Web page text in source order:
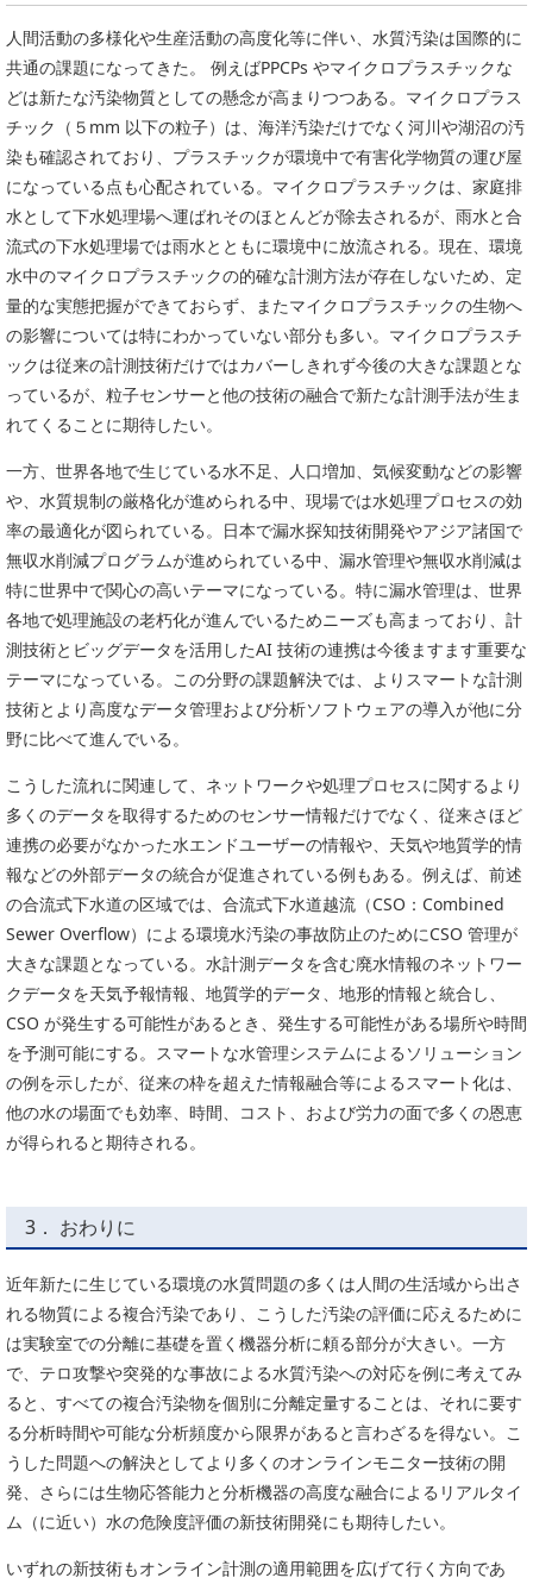
人間活動の多様化や生産活動の高度化等に伴い、水質汚染は国際的に
共通の課題になってきた。 例えばPPCPs やマイクロプラスチックな
どは新たな汚染物質としての懸念が高まりつつある。マイクロプラス
チック（５mm 以下の粒子）は、海洋汚染だけでなく河川や湖沼の汚
染も確認されており、プラスチックが環境中で有害化学物質の運び屋
になっている点も心配されている。マイクロプラスチックは、家庭排
水として下水処理場へ運ばれそのほとんどが除去されるが、雨水と合
流式の下水処理場では雨水とともに環境中に放流される。現在、環境
水中のマイクロプラスチックの的確な計測方法が存在しないため、定
量的な実態把握ができておらず、またマイクロプラスチックの生物へ
の影響については特にわかっていない部分も多い。マイクロプラスチ
ックは従来の計測技術だけではカバーしきれず今後の大きな課題とな
っているが、粒子センサーと他の技術の融合で新たな計測手法が生ま
れてくることに期待したい。
一方、世界各地で生じている水不足、人口増加、気候変動などの影響
や、水質規制の厳格化が進められる中、現場では水処理プロセスの効
率の最適化が図られている。日本で漏水探知技術開発やアジア諸国で
無収水削減プログラムが進められている中、漏水管理や無収水削減は
特に世界中で関心の高いテーマになっている。特に漏水管理は、世界
各地で処理施設の老朽化が進んでいるためニーズも高まっており、計
測技術とビッグデータを活用したAI 技術の連携は今後ますます重要な
テーマになっている。この分野の課題解決では、よりスマートな計測
技術とより高度なデータ管理および分析ソフトウェアの導入が他に分
野に比べて進んでいる。
こうした流れに関連して、ネットワークや処理プロセスに関するより
多くのデータを取得するためのセンサー情報だけでなく、従来さほど
連携の必要がなかった水エンドユーザーの情報や、天気や地質学的情
報などの外部データの統合が促進されている例もある。例えば、前述
の合流式下水道の区域では、合流式下水道越流（CSO：Combined
Sewer Overflow）による環境水汚染の事故防止のためにCSO 管理が
大きな課題となっている。水計測データを含む廃水情報のネットワー
クデータを天気予報情報、地質学的データ、地形的情報と統合し、
CSO が発生する可能性があるとき、発生する可能性がある場所や時間
を予測可能にする。スマートな水管理システムによるソリューション
の例を示したが、従来の枠を超えた情報融合等によるスマート化は、
他の水の場面でも効率、時間、コスト、および労力の面で多くの恩恵
が得られると期待される。
3． おわりに
近年新たに生じている環境の水質問題の多くは人間の生活域から出さ
れる物質による複合汚染であり、こうした汚染の評価に応えるために
は実験室での分離に基礎を置く機器分析に頼る部分が大きい。一方
で、テロ攻撃や突発的な事故による水質汚染への対応を例に考えてみ
ると、すべての複合汚染物を個別に分離定量することは、それに要す
る分析時間や可能な分析頻度から限界があると言わざるを得ない。こ
うした問題への解決としてより多くのオンラインモニター技術の開
発、さらには生物応答能力と分析機器の高度な融合によるリアルタイ
ム（に近い）水の危険度評価の新技術開発にも期待したい。
いずれの新技術もオンライン計測の適用範囲を広げて行く方向であ